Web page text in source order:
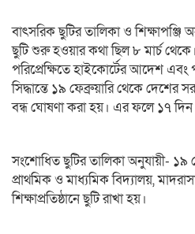
বাৎসরিক ছুটির তালিকা ও
ছুটি শুরু হওয়ার কথা ছিল ৮ মার্চ
পরিপ্রেক্ষিতে হাইকোর্টের আদেশ
সিদ্ধান্তে ১৯ ফেব্রুয়ারি থেকে দেশের
বন্ধ ঘোষণা করা হয়। এর ফলে ১৭
সংশোধিত ছুটির তালিকা অনুযায়ী- ১৯
প্রাথমিক ও মাধ্যমিক বিদ্যালয়,
শিক্ষাপ্রতিষ্ঠানে ছুটি রাখা হয়।